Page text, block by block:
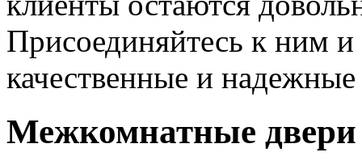
Присоединяйтесь к ним
качественные и
Межкомнатные двери